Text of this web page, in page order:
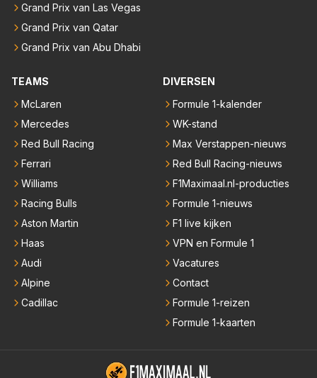
Grand Prix van Las Vegas
Grand Prix van Qatar
Grand Prix van Abu Dhabi
TEAMS
McLaren
Mercedes
Red Bull Racing
Ferrari
Williams
Racing Bulls
Aston Martin
Haas
Audi
Alpine
Cadillac
DIVERSEN
Formule 1-kalender
WK-stand
Max Verstappen-nieuws
Red Bull Racing-nieuws
F1Maximaal.nl-producties
Formule 1-nieuws
F1 live kijken
VPN en Formule 1
Vacatures
Contact
Formule 1-reizen
Formule 1-kaarten